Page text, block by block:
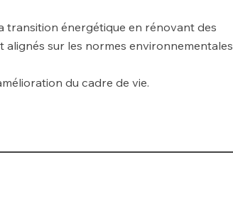
transition énergétique en rénovant des
sur les normes environnementales
du cadre de vie.